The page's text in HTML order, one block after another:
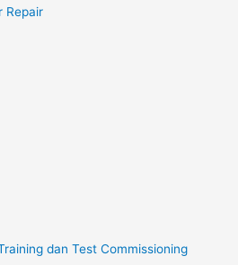
Repair
dan Test Commissioning